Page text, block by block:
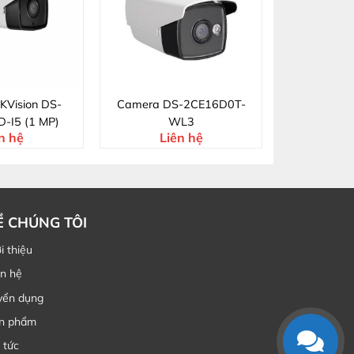
DS-
I5 (1 MP)
hệ
Camera DS-2CE16D0T-
WL3
Liên hệ
CHÚNG TÔI
thiệu
hệ
dụng
phẩm
tức